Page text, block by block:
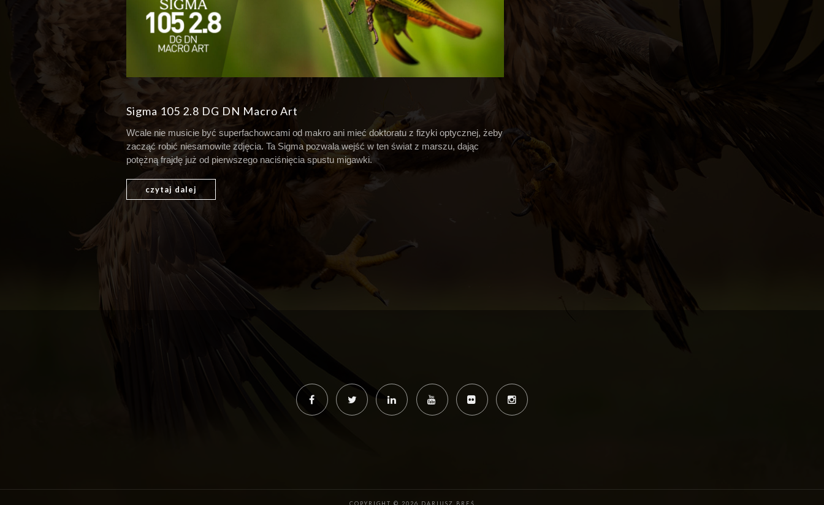
Sigma 105 2.8 DG DN Macro Art
Wcale nie musicie być superfachowcami od makro ani mieć doktoratu z fizyki optycznej, żeby
zacząć robić niesamowite zdjęcia. Ta Sigma pozwala wejść w ten świat z marszu, dając
potężną frajdę już od pierwszego naciśnięcia spustu migawki.
czytaj dalej
COPYRIGHT © 2026 DARIUSZ BREŚ